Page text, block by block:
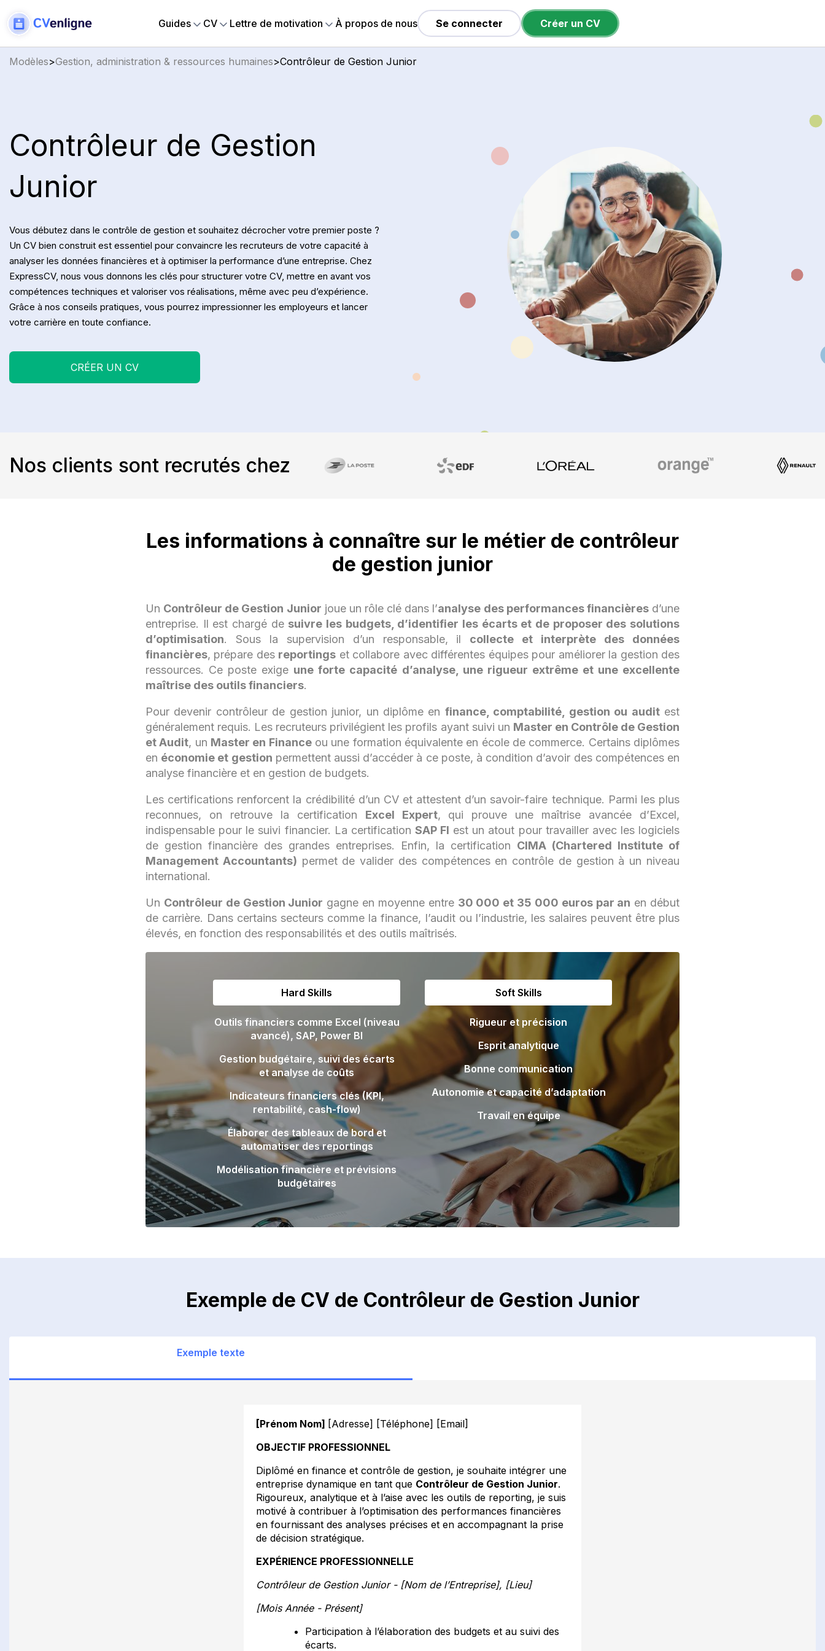
Guides CV Lettre de motivation À propos de nous Se connecter Créer un CV
Modèles>Gestion, administration & ressources humaines>Contrôleur de Gestion Junior
Contrôleur de Gestion
Junior
Vous débutez dans le contrôle de gestion et souhaitez décrocher votre premier poste ?
Un CV bien construit est essentiel pour convaincre les recruteurs de votre capacité à
analyser les données financières et à optimiser la performance d’une entreprise. Chez
ExpressCV, nous vous donnons les clés pour structurer votre CV, mettre en avant vos
compétences techniques et valoriser vos réalisations, même avec peu d’expérience.
Grâce à nos conseils pratiques, vous pourrez impressionner les employeurs et lancer
votre carrière en toute confiance.
CRÉER UN CV
Nos clients sont recrutés chez
Les informations à connaître sur le métier de contrôleur
de gestion junior
Un Contrôleur de Gestion Junior joue un rôle clé dans l’analyse des performances financièresd’une
entreprise. Il est chargé de suivre les budgets, d’identifier les écarts et de proposer des solutions
d’optimisation. Sous la supervision d’un responsable, il collecte et interprète des données
financières, prépare des reportings et collabore avec différentes équipes pour améliorer la gestion des
ressources. Ce poste exige une forte capacité d’analyse, une rigueur extrême et une excellente
maîtrise des outils financiers.
Pour devenir contrôleur de gestion junior, un diplôme en finance, comptabilité, gestion ou auditest
généralement requis. Les recruteurs privilégient les profils ayant suivi un Master en Contrôle de Gestion
et Audit, un Master en Financeou une formation équivalente en école de commerce. Certains diplômes
en économie et gestion permettent aussi d’accéder à ce poste, à condition d’avoir des compétences en
analyse financière et en gestion de budgets.
Les certifications renforcent la crédibilité d’un CV et attestent d’un savoir-faire technique. Parmi les plus
reconnues, on retrouve la certification Excel Expert, qui prouve une maîtrise avancée d’Excel,
indispensable pour le suivi financier. La certification SAP FI est un atout pour travailler avec les logiciels
de gestion financière des grandes entreprises. Enfin, la certification CIMA (Chartered Institute of
Management Accountants) permet de valider des compétences en contrôle de gestion à un niveau
international.
Un Contrôleur de Gestion Junior gagne en moyenne entre 30 000 et 35 000 euros par an en début
de carrière. Dans certains secteurs comme la finance, l’audit ou l’industrie, les salaires peuvent être plus
élevés, en fonction des responsabilités et des outils maîtrisés.
Hard Skills
Outils financiers comme Excel (niveau
avancé), SAP, Power BI
Gestion budgétaire, suivi des écarts
et analyse de coûts
Indicateurs financiers clés (KPI,
rentabilité, cash-flow)
Élaborer des tableaux de bord et
automatiser des reportings
Modélisation financière et prévisions
budgétaires
Soft Skills
Rigueur et précision
Esprit analytique
Bonne communication
Autonomie et capacité d’adaptation
Travail en équipe
Exemple de CV de Contrôleur de Gestion Junior
Exemple texte
[Prénom Nom] [Adresse] [Téléphone] [Email]
OBJECTIF PROFESSIONNEL
Diplômé en finance et contrôle de gestion, je souhaite intégrer une
entreprise dynamique en tant que Contrôleur de Gestion Junior.
Rigoureux, analytique et à l’aise avec les outils de reporting, je suis
motivé à contribuer à l’optimisation des performances financières
en fournissant des analyses précises et en accompagnant la prise
de décision stratégique.
EXPÉRIENCE PROFESSIONNELLE
Contrôleur de Gestion Junior - [Nom de l’Entreprise], [Lieu]
[Mois Année - Présent]
Participation à l’élaboration des budgets et au suivi des
écarts.